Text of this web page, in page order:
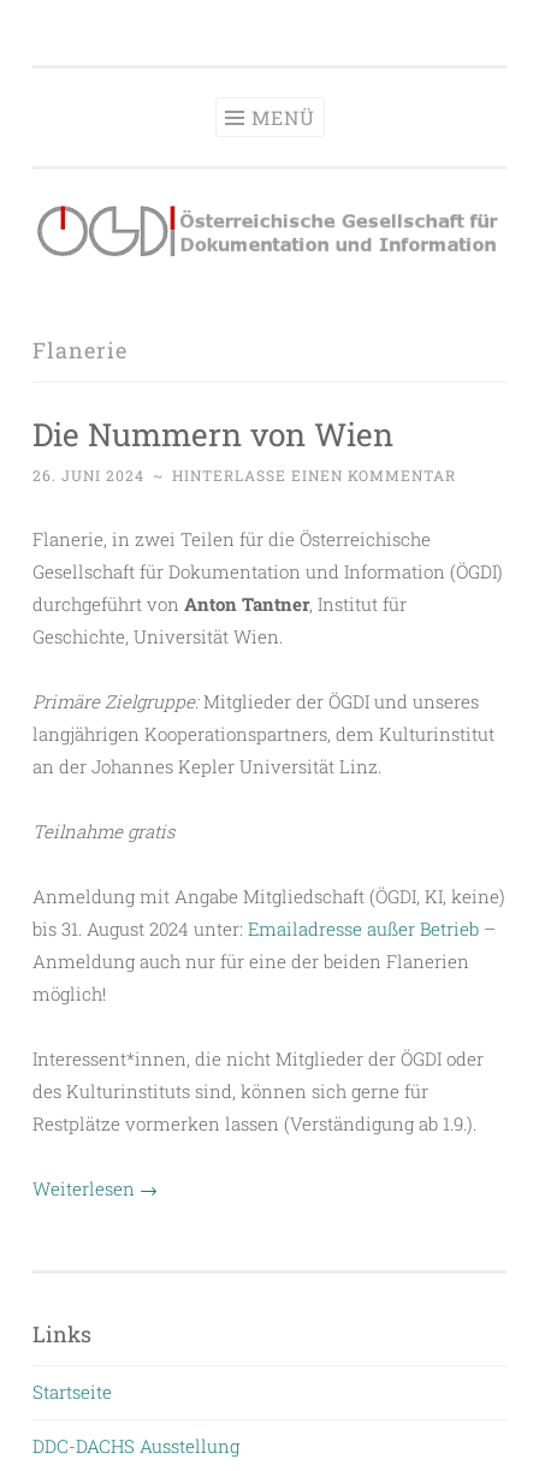
MENÜ
Flanerie
Die Nummern von Wien
26. JUNI 2024 ~ HINTERLASSE EINEN KOMMENTAR
Flanerie, in zwei Teilen für die Österreichische
Gesellschaft für Dokumentation und Information (ÖGDI)
durchgeführt von Anton Tantner, Institut für
Geschichte, Universität Wien.
Primäre Zielgruppe:Mitglieder der ÖGDI und unseres
langjährigen Kooperationspartners, dem Kulturinstitut
an der Johannes Kepler Universität Linz.
Teilnahme gratis
Anmeldung mit Angabe Mitgliedschaft (ÖGDI, KI, keine)
bis 31. August 2024 unter: Emailadresse außer Betrieb –
Anmeldung auch nur für eine der beiden Flanerien
möglich!
Interessent*innen, die nicht Mitglieder der ÖGDI oder
des Kulturinstituts sind, können sich gerne für
Restplätze vormerken lassen (Verständigung ab 1.9.).
Weiterlesen →
Links
Startseite
DDC-DACHS Ausstellung